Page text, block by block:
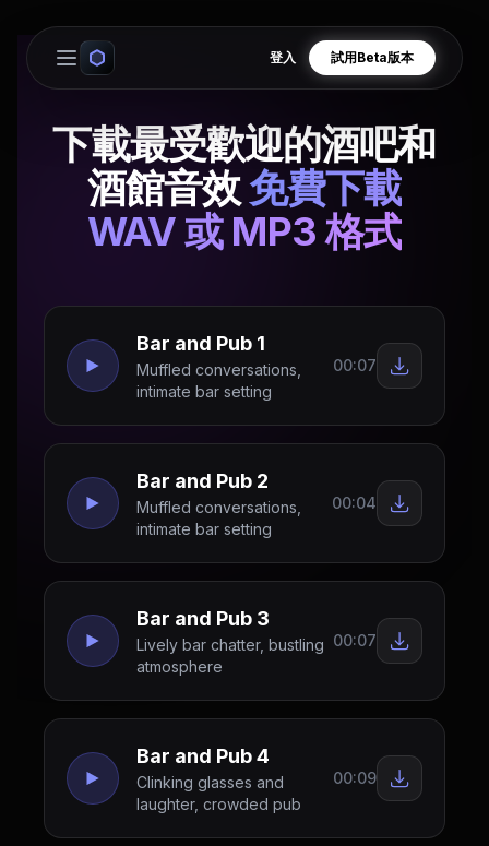
Open main menu
登入 試用Beta版本
下載最受歡迎的酒吧和
酒館音效免費下載
WAV 或 MP3 格式
Bar and Pub 1
Muffled conversations,
intimate bar setting
00:07
Bar and Pub 2
Muffled conversations,
intimate bar setting
00:04
Bar and Pub 3
Lively bar chatter, bustling
atmosphere
00:07
Bar and Pub 4
Clinking glasses and
laughter, crowded pub
00:09